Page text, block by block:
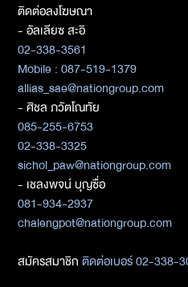
ติดต่อลงโฆษณา
- อัลเลียซ สะอิ
02-338-3561
Mobile : 087-519-1379
allias_sae@nationgroup.com
- ศิชล ภวัตโณทัย
085-255-6753
02-338-3325
sichol_paw@nationgroup.com
- เชลงพจน์ บุญซื่อ
081-934-2937
chalengpot@nationgroup.com
สมัครสมาชิกติดต่อเบอร์ 02-338-